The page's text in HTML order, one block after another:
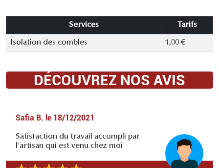
Services Tarifs
Isolation des combles 1,00 €
DÉCOUVREZ NOS AVIS
Safia B. le 18/12/2021
Satisfaction du travail accompli par
l'artisan qui est venu chez moi